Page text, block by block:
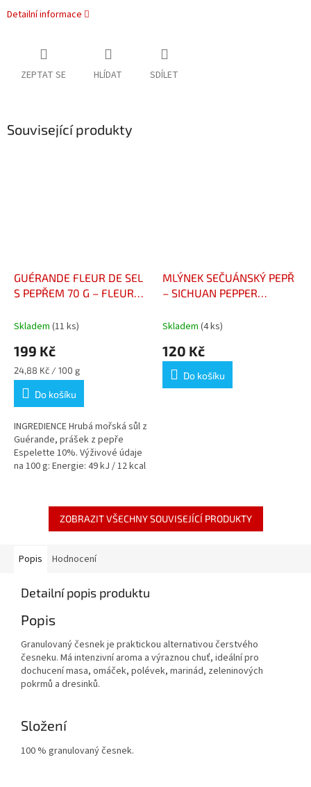
Detailní informace
ZEPTAT SE HLÍDAT SDÍLET
Související produkty
GUÉRANDE FLEUR DE SEL
S PEPŘEM 70 G – FLEUR
PIMENT D'ESPELETTE 70 G
Skladem (11 ks)
199 Kč
Měrná
cena:
24,88 Kč / 100 g
Do košíku
INGREDIENCE Hrubá mořská sůl z
Guérande, prášek z pepře
Espelette 10%. Výživové údaje
na 100 g: Energie: 49 kJ / 12 kcal
MLÝNEK SEČUÁNSKÝ PEPŘ
– SICHUAN PEPPER
POIVRE SICHUAN
Skladem (4 ks)
120 Kč
Do košíku
ZOBRAZIT VŠECHNY SOUVISEJÍCÍ PRODUKTY
Popis Hodnocení
Detailní popis produktu
Popis
Granulovaný česnek je praktickou alternativou čerstvého
česneku. Má intenzivní aroma a výraznou chuť, ideální pro
dochucení masa, omáček, polévek, marinád, zeleninových
pokrmů a dresinků.
Složení
100 % granulovaný česnek.